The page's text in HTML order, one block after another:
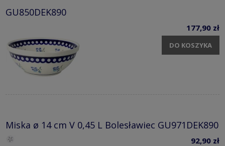
GU850DEK890
177,90 zł
DO KOSZYKA
Miska ø 14 cm V 0,45 L Bolesławiec GU971DEK890
92,90 zł